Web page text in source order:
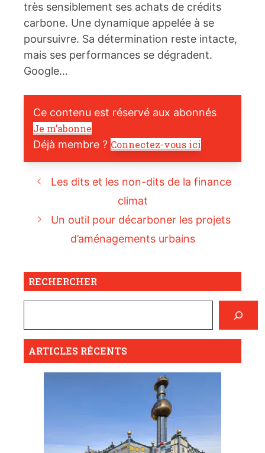
très sensiblement ses achats de crédits
carbone. Une dynamique appelée à se
poursuivre. Sa détermination reste intacte,
mais ses performances se dégradent.
Google…
Ce contenu est réservé aux abonnés
Je m’abonne
Déjà membre ? Connectez-vous ici
Les dits et les non-dits de la finance
climat
Un outil pour décarboner les projets
d’aménagements urbains
RECHERCHER
ARTICLES RÉCENTS